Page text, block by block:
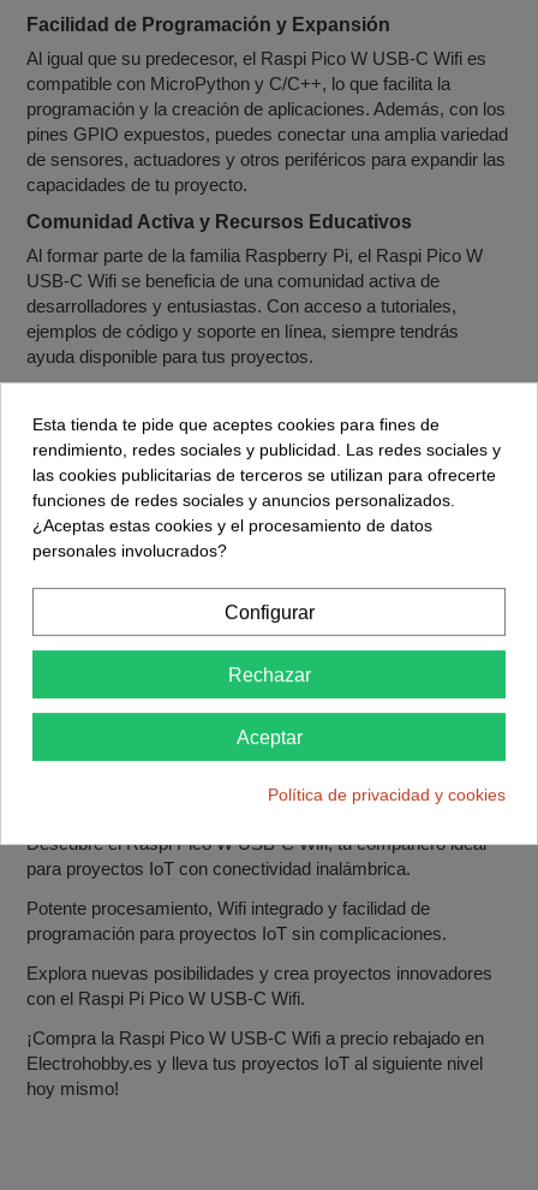
Facilidad de Programación y Expansión
Al igual que su predecesor, el Raspi Pico W USB-C Wifi es
compatible con MicroPython y C/C++, lo que facilita la
programación y la creación de aplicaciones. Además, con los
pines GPIO expuestos, puedes conectar una amplia variedad
de sensores, actuadores y otros periféricos para expandir las
capacidades de tu proyecto.
Comunidad Activa y Recursos Educativos
Al formar parte de la familia Raspberry Pi, el Raspi Pico W
USB-C Wifi se beneficia de una comunidad activa de
desarrolladores y entusiastas. Con acceso a tutoriales,
ejemplos de código y soporte en línea, siempre tendrás
ayuda disponible para tus proyectos.
Procesador ARM Cortex-M0+ de Doble Núcleo a 133MHz
Conectividad Wifi Integrada para Proyectos IoT
Compatible con MicroPython y C/C++ para Programación
Versátil
Monitorización Remota de Datos Ambientales
Desarrollo de Aplicaciones IoT para el Hogar y la Industria
Descubre el Raspi Pico W USB-C Wifi, tu compañero ideal
para proyectos IoT con conectividad inalámbrica.
Potente procesamiento, Wifi integrado y facilidad de
programación para proyectos IoT sin complicaciones.
Explora nuevas posibilidades y crea proyectos innovadores
con el Raspi Pi Pico W USB-C Wifi.
¡Compra la Raspi Pico W USB-C Wifi a precio rebajado en
Electrohobby.es y lleva tus proyectos IoT al siguiente nivel
hoy mismo!
Esta tienda te pide que aceptes cookies para fines de
rendimiento, redes sociales y publicidad. Las redes sociales y
las cookies publicitarias de terceros se utilizan para ofrecerte
funciones de redes sociales y anuncios personalizados.
¿Aceptas estas cookies y el procesamiento de datos
personales involucrados?
Configurar
Rechazar
Aceptar
Política de privacidad y cookies